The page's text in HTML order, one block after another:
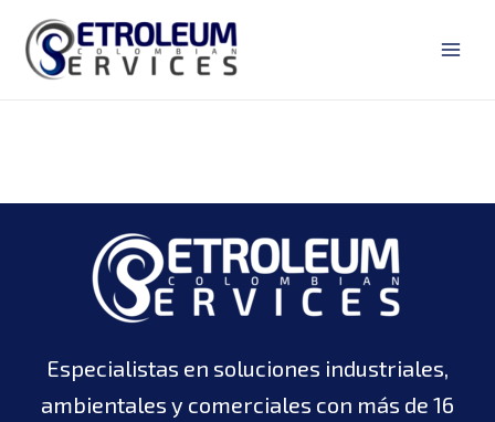
contenido
Especialistas en soluciones industriales,
ambientales y comerciales con más de 16